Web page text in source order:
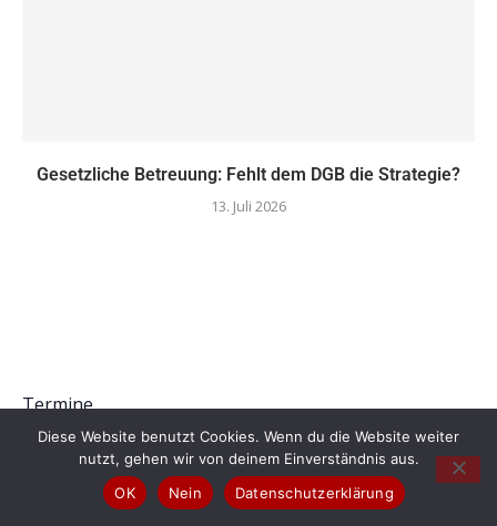
Gesetzliche Betreuung: Fehlt dem DGB die Strategie?
13. Juli 2026
Termine
Es sind keine anstehenden Veranstaltungen vorhanden.
Diese Website benutzt Cookies. Wenn du die Website weiter
nutzt, gehen wir von deinem Einverständnis aus.
OK
Nein Datenschutzerklärung